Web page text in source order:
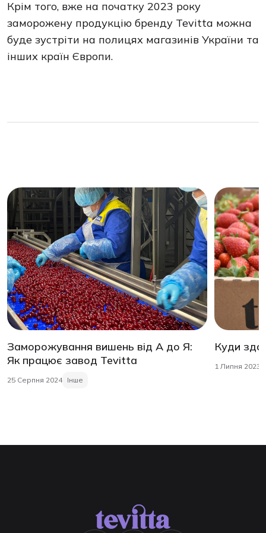
Крім того, вже на початку 2023 року
заморожену продукцію бренду Tevitta можна
буде зустріти на полицях магазинів України та
інших країн Європи.
Заморожування вишень від А до Я:
Як працює завод Tevitta
25 Серпня 2024 Інше
Куди
1 Липня 2023